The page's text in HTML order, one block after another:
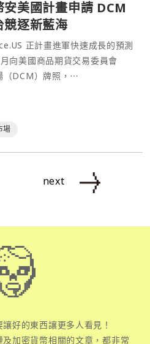
美國計畫申請 DCM
競逐新藍海
正計畫進軍快速成長的預測
向美國商品期貨交易委員會
（DCM）牌照，⋯
場
next
好的東西讓更多人看見！
加密貨幣相關的文章，都非常